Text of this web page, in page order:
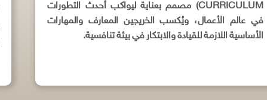
CURRICULUM) مصمم بعناية ليواكب أحدث التطورات
في عالم الأعمال، ويُكسب الخريجين المعارف والمهارات
الأساسية اللازمة للقيادة والابتكار في بيئة تنافسية.